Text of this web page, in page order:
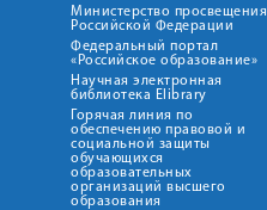
Министерство просвещения
Российской Федерации
Федеральный портал
«Российское образование»
Научная электронная
библиотека Elibrary
Горячая линия по
обеспечению правовой и
социальной защиты
обучающихся
образовательных
организаций высшего
образования